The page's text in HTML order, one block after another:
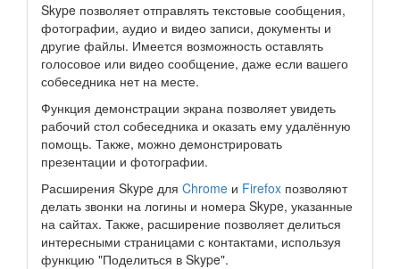
Skype позволяет отправлять текстовые сообщения,
фотографии, аудио и видео записи, документы и
другие файлы. Имеется возможность оставлять
голосовое или видео сообщение, даже если вашего
собеседника нет на месте.
Функция демонстрации экрана позволяет увидеть
рабочий стол собеседника и оказать ему удалённую
помощь. Также, можно демонстрировать
презентации и фотографии.
Расширения Skype для Chrome и Firefox позволяют
делать звонки на логины и номера Skype, указанные
на сайтах. Также, расширение позволяет делиться
интересными страницами с контактами, используя
функцию "Поделиться в Skype".